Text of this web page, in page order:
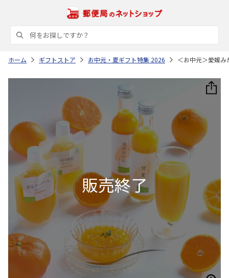
ホーム ギフトストア お中元・夏ギフト特集 2026 ＜お中元＞愛媛